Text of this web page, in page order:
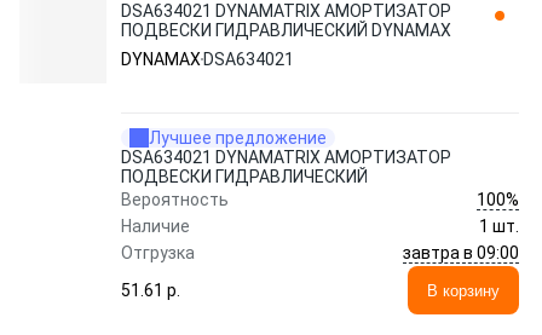
DSA634021 DYNAMATRIX АМОРТИЗАТОР
ПОДВЕСКИ ГИДРАВЛИЧЕСКИЙ DYNAMAX
DYNAMAX DSA634021
Лучшее предложение
DSA634021 DYNAMATRIX АМОРТИЗАТОР
ПОДВЕСКИ ГИДРАВЛИЧЕСКИЙ
Вероятность
100%
Наличие
1 шт.
Отгрузка
завтра в 09:00
51.61 p.
В корзину